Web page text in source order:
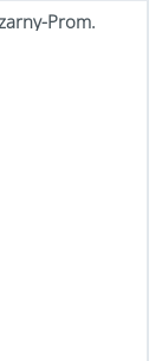
Prom.